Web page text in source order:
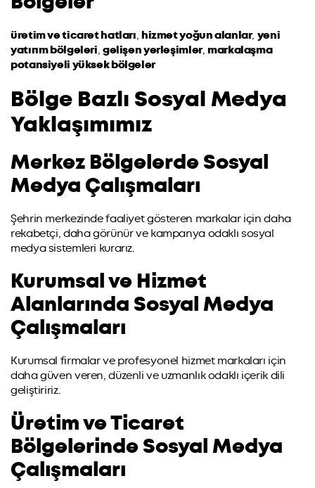
üretim ve ticaret hatları, hizmet yoğun alanlar, yeni
yatırım bölgeleri, gelişen yerleşimler, markalaşma
potansiyeli yüksek bölgeler
Bölge Bazlı Sosyal Medya
Yaklaşımımız
Merkez Bölgelerde Sosyal
Medya Çalışmaları
Şehrin merkezinde faaliyet gösteren markalar için daha
rekabetçi, daha görünür ve kampanya odaklı sosyal
medya sistemleri kurarız.
Kurumsal ve Hizmet
Alanlarında Sosyal Medya
Çalışmaları
Kurumsal firmalar ve profesyonel hizmet markaları için
daha güven veren, düzenli ve uzmanlık odaklı içerik dili
geliştiririz.
Üretim ve Ticaret
Bölgelerinde Sosyal Medya
Çalışmaları